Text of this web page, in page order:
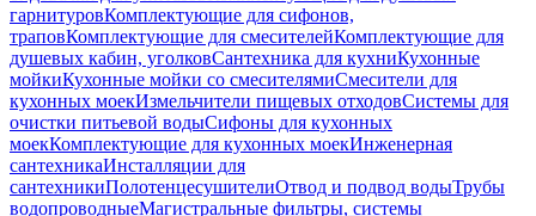
гарнитуровКомплектующие для сифонов,
траповКомплектующие для смесителейКомплектующие для
душевых кабин, уголковСантехника для кухниКухонные
мойкиКухонные мойки со смесителямиСмесители для
кухонных моекИзмельчители пищевых отходовСистемы для
очистки питьевой водыСифоны для кухонных
моекКомплектующие для кухонных моекИнженерная
сантехникаИнсталляции для
сантехникиПолотенцесушителиОтвод и подвод водыТрубы
водопроводныеМагистральные фильтры, системы